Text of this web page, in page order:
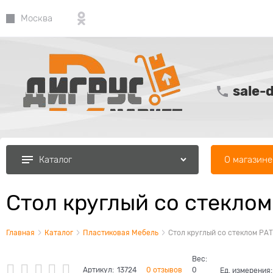
Москва
sale-
Каталог О магазине
Стол круглый со
Главная Каталог Пластиковая Мебель Стол круглый со стеклом
Артикул: 13724 0 отзывов
Вес:
0
Ед. измерения: